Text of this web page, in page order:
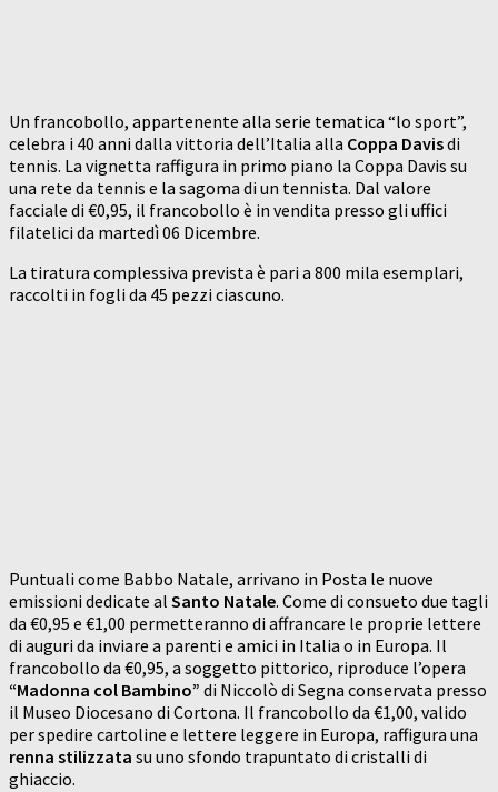
Un francobollo, appartenente alla serie tematica “lo sport”,
celebra i 40 anni dalla vittoria dell’Italia alla Coppa Davisdi
tennis. La vignetta raffigura in primo piano la Coppa Davis su
una rete da tennis e la sagoma di un tennista. Dal valore
facciale di €0,95, il francobollo è in vendita presso gli uffici
filatelici da martedì 06 Dicembre.
La tiratura complessiva prevista è pari a 800 mila esemplari,
raccolti in fogli da 45 pezzi ciascuno.
Puntuali come Babbo Natale, arrivano in Posta le nuove
emissioni dedicate al Santo Natale. Come di consueto due tagli
da €0,95 e €1,00 permetteranno di affrancare le proprie lettere
di auguri da inviare a parenti e amici in Italia o in Europa. Il
francobollo da €0,95, a soggetto pittorico, riproduce l’opera
“Madonna col Bambino” di Niccolò di Segna conservata presso
il Museo Diocesano di Cortona. Il francobollo da €1,00, valido
per spedire cartoline e lettere leggere in Europa, raffigura una
renna stilizzata su uno sfondo trapuntato di cristalli di
ghiaccio.